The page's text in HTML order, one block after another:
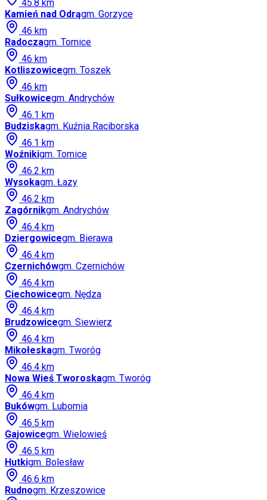
45.8 km
Kamień nad Odrągm. Gorzyce
46 km
Radoczagm. Tomice
46 km
Kotliszowicegm. Toszek
46 km
Sułkowicegm. Andrychów
46.1 km
Budziskagm. Kuźnia Raciborska
46.1 km
Woźnikigm. Tomice
46.2 km
Wysokagm. Łazy
46.2 km
Zagórnikgm. Andrychów
46.4 km
Dziergowicegm. Bierawa
46.4 km
Czernichówgm. Czernichów
46.4 km
Ciechowicegm. Nędza
46.4 km
Brudzowicegm. Siewierz
46.4 km
Mikołeskagm. Tworóg
46.4 km
Nowa Wieś Tworoskagm. Tworóg
46.4 km
Bukówgm. Lubomia
46.5 km
Gajowicegm. Wielowieś
46.5 km
Hutkigm. Bolesław
46.6 km
Rudnogm. Krzeszowice